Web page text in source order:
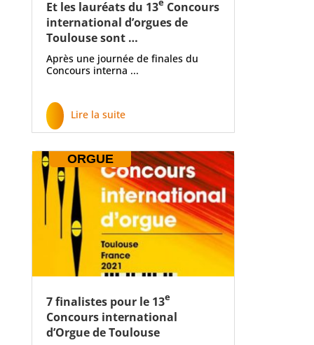
Et les lauréats du 13 Concours
international d’orgues de
Toulouse sont …
Après une journée de finales du
Concours interna ...
Lire la suite
ORGUE
7 finalistes pour le 13e
Concours international
d’Orgue de Toulouse